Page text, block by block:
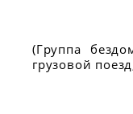
(Группа
грузовой